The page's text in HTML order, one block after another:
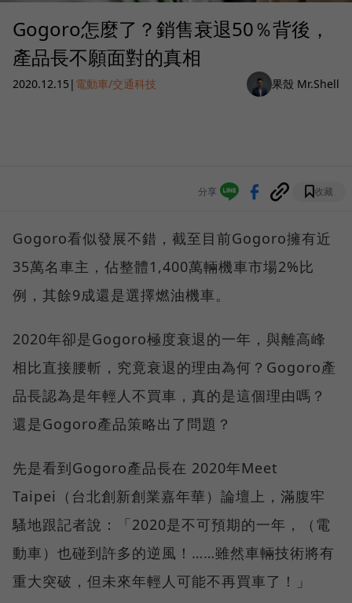
Gogoro怎麼了？銷售衰退50％背後，
產品長不願面對的真相
2020.12.15 | 電動車/交通科技 果殼 Mr.Shell
分享 收藏
Gogoro看似發展不錯，截至目前Gogoro擁有近
35萬名車主，佔整體1,400萬輛機車市場2%比
例，其餘9成還是選擇燃油機車。
2020年卻是Gogoro極度衰退的一年，與離高峰
相比直接腰斬，究竟衰退的理由為何？Gogoro產
品長認為是年輕人不買車，真的是這個理由嗎？
還是Gogoro產品策略出了問題？
先是看到Gogoro產品長在 2020年Meet
Taipei（台北創新創業嘉年華）論壇上，滿腹牢
騷地跟記者說：「2020是不可預期的一年，（電
動車）也碰到許多的逆風！……雖然車輛技術將有
重大突破，但未來年輕人可能不再買車了！」